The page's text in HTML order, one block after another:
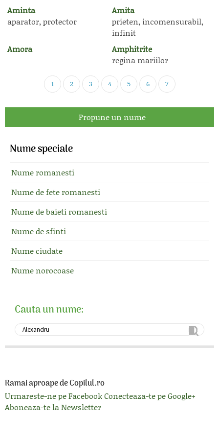
Aminta
aparator, protector
Amita
prieten, incomensurabil,
infinit
Amora
Amphitrite
regina mariilor
1 2 3 4 5 6 7
Propune un nume
Nume speciale
Nume romanesti
Nume de fete romanesti
Nume de baieti romanesti
Nume de sfinti
Nume ciudate
Nume norocoase
Cauta un nume:
Ramai aproape de Copilul.ro
Urmareste-ne pe FacebookConecteaza-te pe Google+
Aboneaza-te la Newsletter